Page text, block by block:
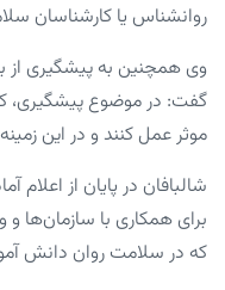
روانشناس یا کارشناسان
وی همچنین به پیشگیری از
گفت: در موضوع پیشگیری،
موثر عمل کنند و در این
شالبافان در پایان از اعلام
برای همکاری با سازمان‌ها
که در سلامت روان دانش